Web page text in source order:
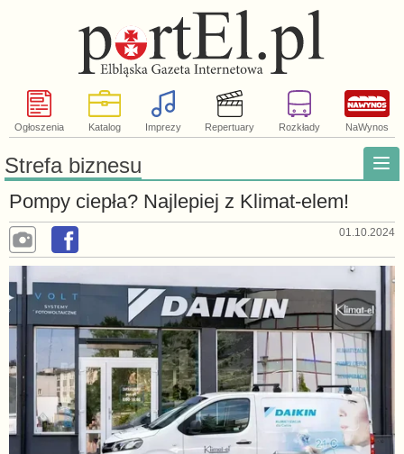
Ogłoszenia Katalog Imprezy Repertuary Rozkłady NaWynos
Strefa biznesu
Pompy ciepła? Najlepiej z Klimat-elem!
01.10.2024